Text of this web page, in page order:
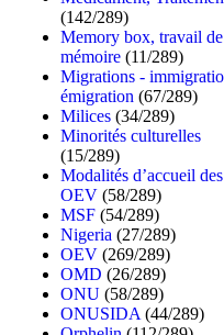
(142/289)
Memory box, travail de
mémoire (11/289)
Migrations -
émigration (67/289)
Milices (34/289)
Minorités culturelles
(15/289)
Modalités d’accueil des
OEV (58/289)
MSF (54/289)
Nigeria (27/289)
OEV (269/289)
OMD (26/289)
ONU (58/289)
ONUSIDA (44/289)